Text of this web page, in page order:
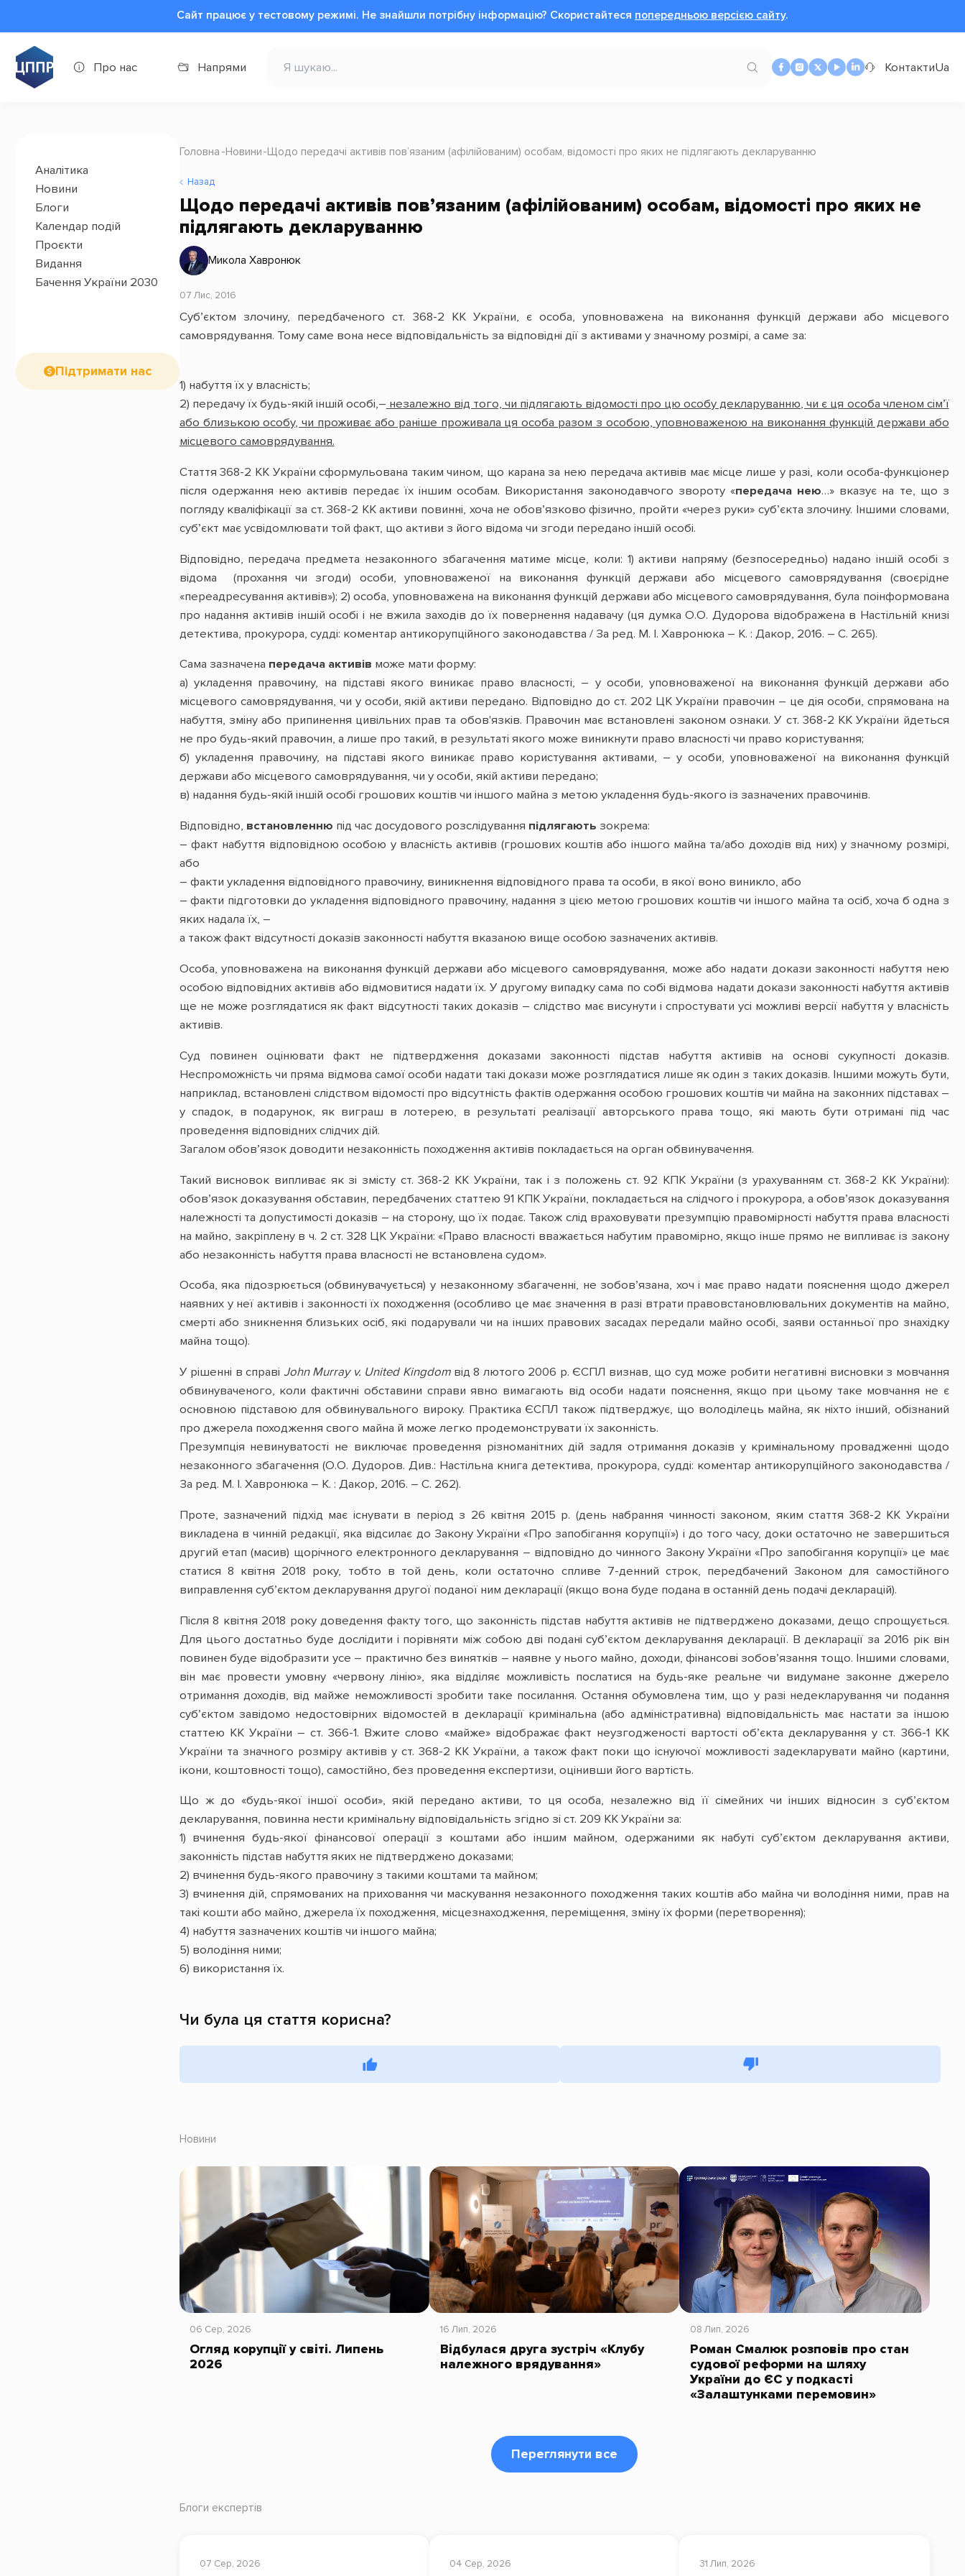
Сайт працює у тестовому режимі. Не знайшли потрібну інформацію? Cкористайтеся попередньою версією сайту.
Про нас Напрями КонтактиUa
Аналітика
Новини
Блоги
Календар подій
Проєкти
Видання
Бачення України 2030
Підтримати нас
Головна Новини Щодо передачі активів пов’язаним (афілійованим) особам, відомості про яких не підлягають декларуванню
Назад
Щодо передачі активів пов’язаним (афілійованим) особам, відомості про яких не
підлягають декларуванню
Микола Хавронюк
07 Лис, 2016
Суб’єктом злочину, передбаченого ст. 368-2 КК України, є особа, уповноважена на виконання функцій держави або місцевого
самоврядування. Тому саме вона несе відповідальність за відповідні дії з активами у значному розмірі, а саме за:
1) набуття їх у власність;
2) передачу їх будь-якій іншій особі,– незалежно від того, чи підлягають відомості про цю особу декларуванню, чи є ця особа членом сім’ї
або близькою особу, чи проживає або раніше проживала ця особа разом з особою, уповноваженою на виконання функцій держави або
місцевого самоврядування.
Стаття 368-2 КК України сформульована таким чином, що карана за нею передача активів має місце лише у разі, коли особа-функціонер
після одержання нею активів передає їх іншим особам. Використання законодавчого звороту «передача нею…» вказує на те, що з
погляду кваліфікації за ст. 368-2 КК активи повинні, хоча не обов’язково фізично, пройти «через руки» суб’єкта злочину. Іншими словами,
суб’єкт має усвідомлювати той факт, що активи з його відома чи згоди передано іншій особі.
Відповідно, передача предмета незаконного збагачення матиме місце, коли: 1) активи напряму (безпосередньо) надано іншій особі з
відома (прохання чи згоди) особи, уповноваженої на виконання функцій держави або місцевого самоврядування (своєрідне
«переадресування активів»); 2) особа, уповноважена на виконання функцій держави або місцевого самоврядування, була поінформована
про надання активів іншій особі і не вжила заходів до їх повернення надавачу (ця думка О.О. Дудорова відображена в Настільній книзі
детектива, прокурора, судді: коментар антикорупційного законодавства / За ред. М. І. Хавронюка – К. : Дакор, 2016. – С. 265).
Сама зазначена передача активів може мати форму:
а) укладення правочину, на підставі якого виникає право власності, – у особи, уповноваженої на виконання функцій держави або
місцевого самоврядування, чи у особи, якій активи передано. Відповідно до ст. 202 ЦК України правочин – це дія особи, спрямована на
набуття, зміну або припинення цивільних прав та обов'язків. Правочин має встановлені законом ознаки. У ст. 368-2 КК України йдеться
не про будь-який правочин, а лише про такий, в результаті якого може виникнути право власності чи право користування;
б) укладення правочину, на підставі якого виникає право користування активами, – у особи, уповноваженої на виконання функцій
держави або місцевого самоврядування, чи у особи, якій активи передано;
в) надання будь-якій іншій особі грошових коштів чи іншого майна з метою укладення будь-якого із зазначених правочинів.
Відповідно, встановленню під час досудового розслідування підлягають зокрема:
– факт набуття відповідною особою у власність активів (грошових коштів або іншого майна та/або доходів від них) у значному розмірі,
або
– факти укладення відповідного правочину, виникнення відповідного права та особи, в якої воно виникло, або
– факти підготовки до укладення відповідного правочину, надання з цією метою грошових коштів чи іншого майна та осіб, хоча б одна з
яких надала їх, –
а також факт відсутності доказів законності набуття вказаною вище особою зазначених активів.
Особа, уповноважена на виконання функцій держави або місцевого самоврядування, може або надати докази законності набуття нею
особою відповідних активів або відмовитися надати їх. У другому випадку сама по собі відмова надати докази законності набуття активів
ще не може розглядатися як факт відсутності таких доказів – слідство має висунути і спростувати усі можливі версії набуття у власність
активів.
Суд повинен оцінювати факт не підтвердження доказами законності підстав набуття активів на основі сукупності доказів.
Неспроможність чи пряма відмова самої особи надати такі докази може розглядатися лише як один з таких доказів. Іншими можуть бути,
наприклад, встановлені слідством відомості про відсутність фактів одержання особою грошових коштів чи майна на законних підставах –
у спадок, в подарунок, як виграш в лотерею, в результаті реалізації авторського права тощо, які мають бути отримані під час
проведення відповідних слідчих дій.
Загалом обов’язок доводити незаконність походження активів покладається на орган обвинувачення.
Такий висновок випливає як зі змісту ст. 368-2 КК України, так і з положень ст. 92 КПК України (з урахуванням ст. 368-2 КК України):
обов’язок доказування обставин, передбачених статтею 91 КПК України, покладається на слідчого і прокурора, а обов’язок доказування
належності та допустимості доказів – на сторону, що їх подає. Також слід враховувати презумпцію правомірності набуття права власності
на майно, закріплену в ч. 2 ст. 328 ЦК України: «Право власності вважається набутим правомірно, якщо інше прямо не випливає із закону
або незаконність набуття права власності не встановлена судом».
Особа, яка підозрюється (обвинувачується) у незаконному збагаченні, не зобов’язана, хоч і має право надати пояснення щодо джерел
наявних у неї активів і законності їх походження (особливо це має значення в разі втрати правовстановлювальних документів на майно,
смерті або зникнення близьких осіб, які подарували чи на інших правових засадах передали майно особі, заяви останньої про знахідку
майна тощо).
У рішенні в справі John Murray v. United Kingdomвід 8 лютого 2006 р. ЄСПЛ визнав, що суд може робити негативні висновки з мовчання
обвинуваченого, коли фактичні обставини справи явно вимагають від особи надати пояснення, якщо при цьому таке мовчання не є
основною підставою для обвинувального вироку. Практика ЄСПЛ також підтверджує, що володілець майна, як ніхто інший, обізнаний
про джерела походження свого майна й може легко продемонструвати їх законність.
Презумпція невинуватості не виключає проведення різноманітних дій задля отримання доказів у кримінальному провадженні щодо
незаконного збагачення (О.О. Дудоров. Див.: Настільна книга детектива, прокурора, судді: коментар антикорупційного законодавства /
За ред. М. І. Хавронюка – К. : Дакор, 2016. – С. 262).
Проте, зазначений підхід має існувати в період з 26 квітня 2015 р. (день набрання чинності законом, яким стаття 368-2 КК України
викладена в чинній редакції, яка відсилає до Закону України «Про запобігання корупції») і до того часу, доки остаточно не завершиться
другий етап (масив) щорічного електронного декларування – відповідно до чинного Закону України «Про запобігання корупції» це має
статися 8 квітня 2018 року, тобто в той день, коли остаточно спливе 7-денний строк, передбачений Законом для самостійного
виправлення суб’єктом декларування другої поданої ним декларації (якщо вона буде подана в останній день подачі декларацій).
Після 8 квітня 2018 року доведення факту того, що законність підстав набуття активів не підтверджено доказами, дещо спрощується.
Для цього достатньо буде дослідити і порівняти між собою дві подані суб’єктом декларування декларації. В декларації за 2016 рік він
повинен буде відобразити усе – практично без винятків – наявне у нього майно, доходи, фінансові зобов’язання тощо. Іншими словами,
він має провести умовну «червону лінію», яка відділяє можливість послатися на будь-яке реальне чи видумане законне джерело
отримання доходів, від майже неможливості зробити таке посилання. Остання обумовлена тим, що у разі недекларування чи подання
суб’єктом завідомо недостовірних відомостей в декларації кримінальна (або адміністративна) відповідальність має настати за іншою
статтею КК України – ст. 366-1. Вжите слово «майже» відображає факт неузгодженості вартості об’єкта декларування у ст. 366-1 КК
України та значного розміру активів у ст. 368-2 КК України, а також факт поки що існуючої можливості задекларувати майно (картини,
ікони, коштовності тощо), самостійно, без проведення експертизи, оцінивши його вартість.
Що ж до «будь-якої іншої особи», якій передано активи, то ця особа, незалежно від її сімейних чи інших відносин з суб’єктом
декларування, повинна нести кримінальну відповідальність згідно зі ст. 209 КК України за:
1) вчинення будь-якої фінансової операції з коштами або іншим майном, одержаними як набуті суб’єктом декларування активи,
законність підстав набуття яких не підтверджено доказами;
2) вчинення будь-якого правочину з такими коштами та майном;
3) вчинення дій, спрямованих на приховання чи маскування незаконного походження таких коштів або майна чи володіння ними, прав на
такі кошти або майно, джерела їх походження, місцезнаходження, переміщення, зміну їх форми (перетворення);
4) набуття зазначених коштів чи іншого майна;
5) володіння ними;
6) використання їх.
Чи була ця стаття корисна?
Новини
06 Сер, 2026
Огляд корупції у світі. Липень
2026
16 Лип, 2026
Відбулася друга зустріч «Клубу
належного врядування»
08 Лип, 2026
Роман Смалюк розповів про стан
судової реформи на шляху
України до ЄС у подкасті
«Залаштунками перемовин»
Переглянути все
Блоги експертів
07 Сер, 2026 04 Сер, 2026 31 Лип, 2026